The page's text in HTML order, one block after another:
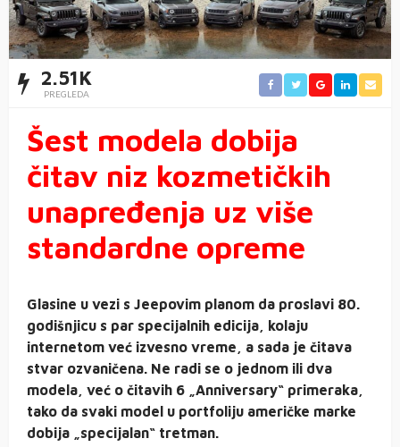
2.51K
PREGLEDA
Šest modela dobija
čitav niz kozmetičkih
unapređenja uz više
standardne opreme
Glasine u vezi s Jeepovim planom da proslavi 80.
godišnjicu s par specijalnih edicija, kolaju
internetom već izvesno vreme, a sada je čitava
stvar ozvaničena. Ne radi se o jednom ili dva
modela, već o čitavih 6 „Anniversary“ primeraka,
tako da svaki model u portfoliju američke marke
dobija „specijalan“ tretman.